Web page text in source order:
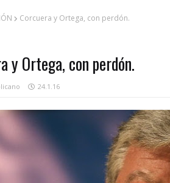
Corcuera y Ortega, con perdón.
y Ortega, con perdón.
24.1.16